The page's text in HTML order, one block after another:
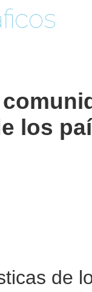
los
de